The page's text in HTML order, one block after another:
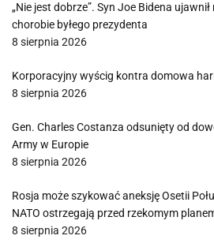
„Nie jest dobrze”. Syn Joe Bidena
chorobie byłego prezydenta
8 sierpnia 2026
Korporacyjny wyścig kontra domowa
8 sierpnia 2026
Gen. Charles Costanza odsunięty od
Army w Europie
8 sierpnia 2026
Rosja może szykować aneksję Osetii
NATO ostrzegają przed rzekomym
8 sierpnia 2026